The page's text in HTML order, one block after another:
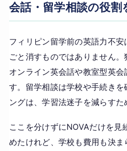
会話・留学相談の役割
フィリピン留学前の英語力不
ごと消すものではありません。
オンライン英会話や教室型英会
す。留学相談は学校や手続き
ングは、学習法迷子を減らすた
ここを分けずにNOVAだけを見
めたけれど、学校も費用も決